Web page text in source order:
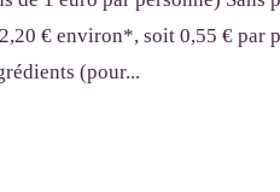
€ environ*, soit 0,55 € par
(pour...